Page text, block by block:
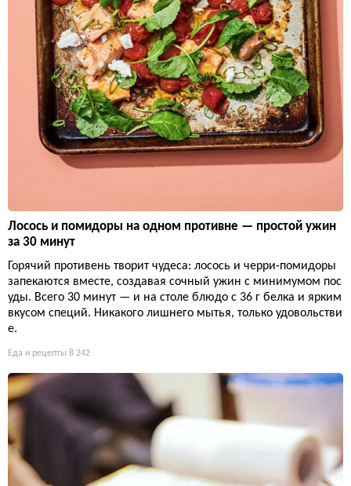
Лосось и помидоры на одном противне — простой ужин
за 30 минут
Горячий противень творит чудеса: лосось и черри-помидоры
запекаются вместе, создавая сочный ужин с минимумом пос
уды. Всего 30 минут — и на столе блюдо с 36 г белка и ярким
вкусом специй. Никакого лишнего мытья, только удовольстви
е.
Еда и рецепты 8 242